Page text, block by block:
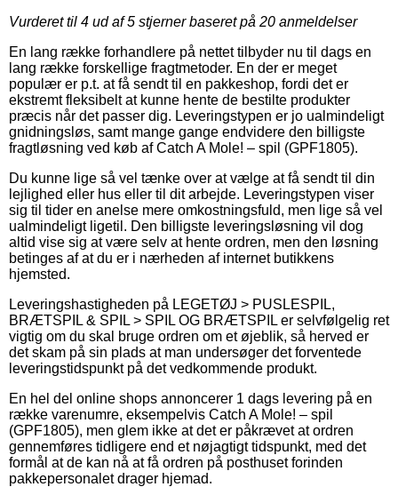
Vurderet til 4 ud af 5 stjerner baseret på 20 anmeldelser
En lang række forhandlere på nettet tilbyder nu til dags en
lang række forskellige fragtmetoder. En der er meget
populær er p.t. at få sendt til en pakkeshop, fordi det er
ekstremt fleksibelt at kunne hente de bestilte produkter
præcis når det passer dig. Leveringstypen er jo ualmindeligt
gnidningsløs, samt mange gange endvidere den billigste
fragtløsning ved køb af Catch A Mole! – spil (GPF1805).
Du kunne lige så vel tænke over at vælge at få sendt til din
lejlighed eller hus eller til dit arbejde. Leveringstypen viser
sig til tider en anelse mere omkostningsfuld, men lige så vel
ualmindeligt ligetil. Den billigste leveringsløsning vil dog
altid vise sig at være selv at hente ordren, men den løsning
betinges af at du er i nærheden af internet butikkens
hjemsted.
Leveringshastigheden på LEGETØJ > PUSLESPIL,
BRÆTSPIL & SPIL > SPIL OG BRÆTSPIL er selvfølgelig ret
vigtig om du skal bruge ordren om et øjeblik, så herved er
det skam på sin plads at man undersøger det forventede
leveringstidspunkt på det vedkommende produkt.
En hel del online shops annoncerer 1 dags levering på en
række varenumre, eksempelvis Catch A Mole! – spil
(GPF1805), men glem ikke at det er påkrævet at ordren
gennemføres tidligere end et nøjagtigt tidspunkt, med det
formål at de kan nå at få ordren på posthuset forinden
pakkepersonalet drager hjemad.